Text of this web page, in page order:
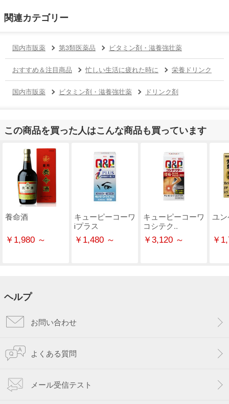
関連カテゴリー
国内市販薬 第3類医薬品 ビタミン剤・滋養強壮薬
おすすめ＆注目商品 忙しい生活に疲れた時に 栄養ドリンク
国内市販薬 ビタミン剤・滋養強壮薬 ドリンク剤
この商品を買った人はこんな商品も買っています
養命酒
￥1,980 ～
キューピーコーワ
ⅰプラス
￥1,480 ～
キューピーコーワ
コシテク..
￥3,120 ～
ユ
￥
ヘルプ
お問い合わせ
よくある質問
メール受信テスト